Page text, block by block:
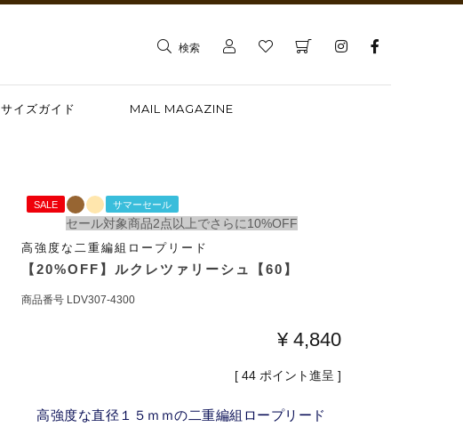
検索
サイズガイド MAIL MAGAZINE
SALE サマーセール
セール対象商品2点以上でさらに10%OFF
高強度な二重編組ロープリード
【20%OFF】ルクレツァリーシュ【60】
商品番号 LDV307-4300
¥ 4,840
[ 44 ポイント進呈 ]
高強度な直径１５ｍｍの二重編組ロープリード